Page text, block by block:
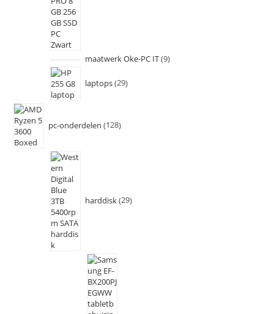
maatwerk Oke-PC IT 9
laptops 29
pc-onderdelen 128
harddisk 29